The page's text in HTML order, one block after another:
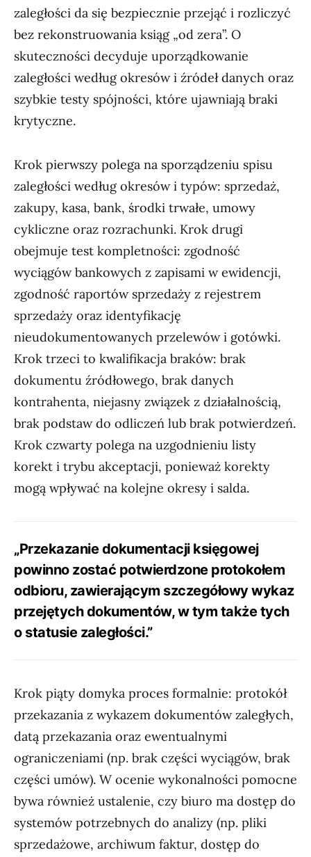
zaległości da się bezpiecznie przejąć i rozliczyć
bez rekonstruowania ksiąg „od zera”. O
skuteczności decyduje uporządkowanie
zaległości według okresów i źródeł danych oraz
szybkie testy spójności, które ujawniają braki
krytyczne.
Krok pierwszy polega na sporządzeniu spisu
zaległości według okresów i typów: sprzedaż,
zakupy, kasa, bank, środki trwałe, umowy
cykliczne oraz rozrachunki. Krok drugi
obejmuje test kompletności: zgodność
wyciągów bankowych z zapisami w ewidencji,
zgodność raportów sprzedaży z rejestrem
sprzedaży oraz identyfikację
nieudokumentowanych przelewów i gotówki.
Krok trzeci to kwalifikacja braków: brak
dokumentu źródłowego, brak danych
kontrahenta, niejasny związek z działalnością,
brak podstaw do odliczeń lub brak potwierdzeń.
Krok czwarty polega na uzgodnieniu listy
korekt i trybu akceptacji, ponieważ korekty
mogą wpływać na kolejne okresy i salda.
„Przekazanie dokumentacji księgowej
powinno zostać potwierdzone protokołem
odbioru, zawierającym szczegółowy wykaz
przejętych dokumentów, w tym także tych
o statusie zaległości.”
Krok piąty domyka proces formalnie: protokół
przekazania z wykazem dokumentów zaległych,
datą przekazania oraz ewentualnymi
ograniczeniami (np. brak części wyciągów, brak
części umów). W ocenie wykonalności pomocne
bywa również ustalenie, czy biuro ma dostęp do
systemów potrzebnych do analizy (np. pliki
sprzedażowe, archiwum faktur, dostęp do